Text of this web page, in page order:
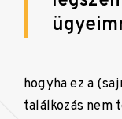
hogyha ez a
találkozás nem